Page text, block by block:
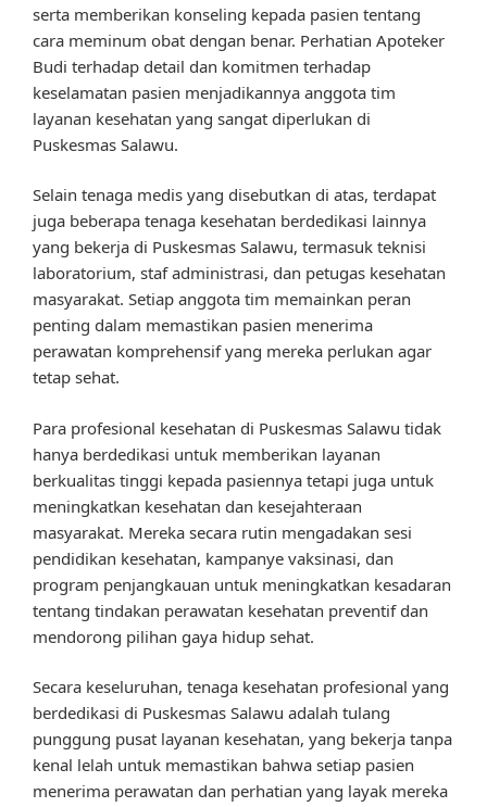
serta memberikan konseling kepada pasien tentang
cara meminum obat dengan benar. Perhatian Apoteker
Budi terhadap detail dan komitmen terhadap
keselamatan pasien menjadikannya anggota tim
layanan kesehatan yang sangat diperlukan di
Puskesmas Salawu.
Selain tenaga medis yang disebutkan di atas, terdapat
juga beberapa tenaga kesehatan berdedikasi lainnya
yang bekerja di Puskesmas Salawu, termasuk teknisi
laboratorium, staf administrasi, dan petugas kesehatan
masyarakat. Setiap anggota tim memainkan peran
penting dalam memastikan pasien menerima
perawatan komprehensif yang mereka perlukan agar
tetap sehat.
Para profesional kesehatan di Puskesmas Salawu tidak
hanya berdedikasi untuk memberikan layanan
berkualitas tinggi kepada pasiennya tetapi juga untuk
meningkatkan kesehatan dan kesejahteraan
masyarakat. Mereka secara rutin mengadakan sesi
pendidikan kesehatan, kampanye vaksinasi, dan
program penjangkauan untuk meningkatkan kesadaran
tentang tindakan perawatan kesehatan preventif dan
mendorong pilihan gaya hidup sehat.
Secara keseluruhan, tenaga kesehatan profesional yang
berdedikasi di Puskesmas Salawu adalah tulang
punggung pusat layanan kesehatan, yang bekerja tanpa
kenal lelah untuk memastikan bahwa setiap pasien
menerima perawatan dan perhatian yang layak mereka